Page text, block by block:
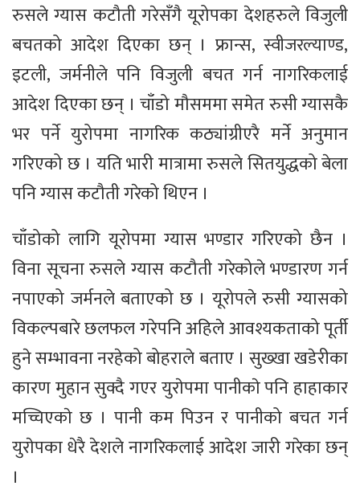
रुसले ग्यास कटौती गरेसँगै यूरोपका देशहरुले विजुली
बचतको आदेश दिएका छन् । फ्रान्स, स्वीजरल्याण्ड,
इटली, जर्मनीले पनि विजुली बचत गर्न नागरिकलाई
आदेश दिएका छन् । चाँडो मौसममा समेत रुसी ग्यासकै
भर पर्ने युरोपमा नागरिक कठ्यांग्रीएरै मर्ने अनुमान
गरिएको छ । यति भारी मात्रामा रुसले सितयुद्धको बेला
पनि ग्यास कटौती गरेको थिएन ।
चाँडोको लागि यूरोपमा ग्यास भण्डार गरिएको छैन ।
विना सूचना रुसले ग्यास कटौती गरेकोले भण्डारण गर्न
नपाएको जर्मनले बताएको छ । यूरोपले रुसी ग्यासको
विकल्पबारे छलफल गरेपनि अहिले आवश्यकताको पूर्ती
हुने सम्भावना नरहेको बोहराले बताए । सुख्खा खडेरीका
कारण मुहान सुक्दै गएर युराेपमा पानीकाे पनि हाहाकार
मच्चिएकाे छ । पानी कम पिउन र पानीको बचत गर्न
युराेपका धेरै देशले नागरिकलाई आदेश जारी गरेका छन्
।